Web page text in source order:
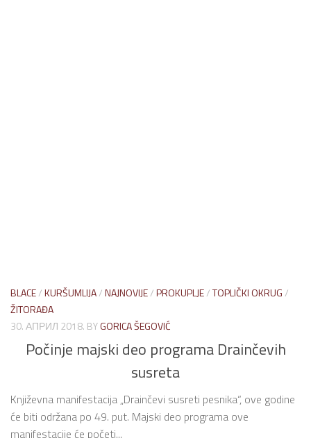
BLACE/KURŠUMLIJA/NAJNOVIJE/PROKUPLJE/TOPLIČKI OKRUG/
ŽITORAĐA
30. АПРИЛ 2018. BYGORICA ŠEGOVIĆ
Počinje majski deo programa Drainčevih
susreta
Književna manifestacija „Drainčevi susreti pesnika“, ove godine
će biti održana po 49. put. Majski deo programa ove
manifestacije će početi...